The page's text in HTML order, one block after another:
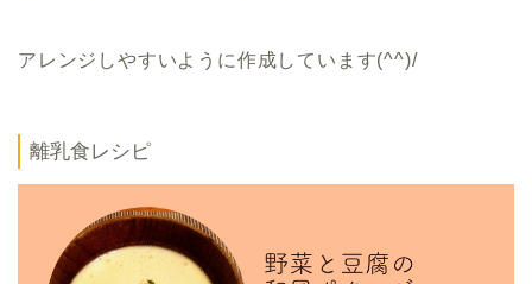
アレンジしやすいように作成しています(^^)/
離乳食レシピ